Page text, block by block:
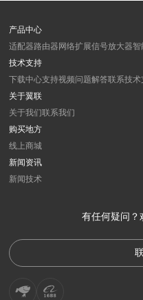
产品中心
适配器路由器 网络扩展信号放大器智
技术支持
下载中心支持视频问题解答联系技术
关于翼联
关于我们联系我们
购买地方
线上商城
新闻资讯
新闻技术
有任何疑问？